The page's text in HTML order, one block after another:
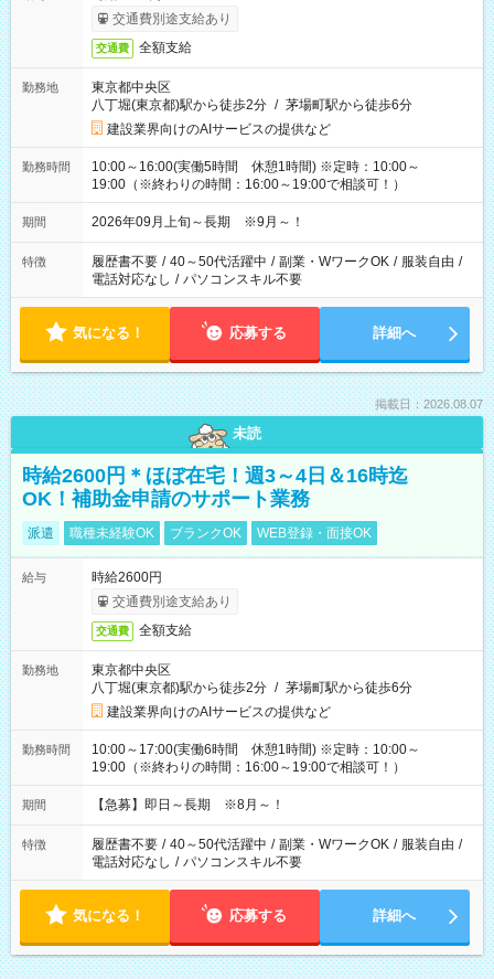
交通費別途支給あり
交通費 全額支給
勤務地
東京都中央区
八丁堀(東京都)駅から徒歩2分 / 茅場町駅から徒歩6分
建設業界向けのAIサービスの提供など
勤務時間
10:00～16:00(実働5時間 休憩1時間) ※定時：10:00～
19:00（※終わりの時間：16:00～19:00で相談可！）
期間 2026年09月上旬～長期 ※9月～！
特徴 履歴書不要 / 40～50代活躍中 / 副業・WワークOK / 服装自由 /
電話対応なし / パソコンスキル不要
気になる！ 応募する 詳細へ
掲載日：2026.08.07
未読
時給2600円＊ほぼ在宅！週3～4日＆16時迄
OK！補助金申請のサポート業務
派遣 職種未経験OK ブランクOK WEB登録・面接OK
給与
時給2600円
交通費別途支給あり
交通費 全額支給
勤務地
東京都中央区
八丁堀(東京都)駅から徒歩2分 / 茅場町駅から徒歩6分
建設業界向けのAIサービスの提供など
勤務時間
10:00～17:00(実働6時間 休憩1時間) ※定時：10:00～
19:00（※終わりの時間：16:00～19:00で相談可！）
期間 【急募】即日～長期 ※8月～！
特徴 履歴書不要 / 40～50代活躍中 / 副業・WワークOK / 服装自由 /
電話対応なし / パソコンスキル不要
気になる！ 応募する 詳細へ